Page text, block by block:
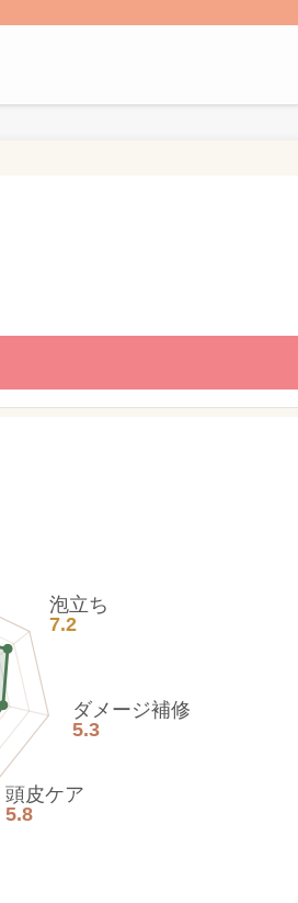
泡立ち
7.2
ダメージ補修
5.3
頭皮ケア
5.8